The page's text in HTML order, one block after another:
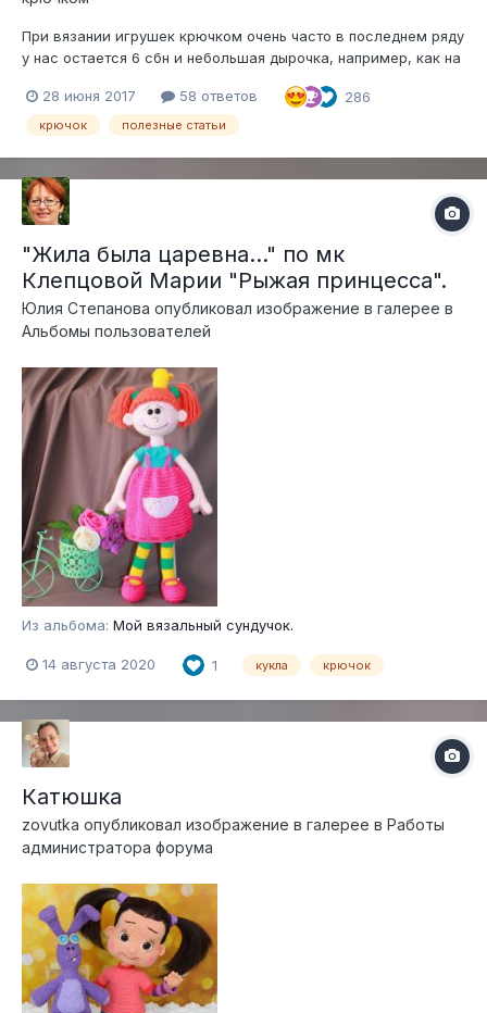
При вязании игрушек крючком очень часто в последнем ряду
у нас остается 6 сбн и небольшая дырочка, например, как на
аккуратно стянуть это отверстие и закрепить ниточку, не
навязывая некрасивых узелков? А сделать это очень просто
28 июня 2017 58 ответов 286
крючок полезные статьи
"Жила была царевна..." по мк
Клепцовой Марии "Рыжая принцесса".
Юлия Степанова опубликовал изображение в галерее в
Альбомы пользователей
Из альбома: Мой вязальный сундучок.
14 августа 2020 1 кукла крючок
Катюшка
zovutka опубликовал изображение в галерее в Работы
администратора форума